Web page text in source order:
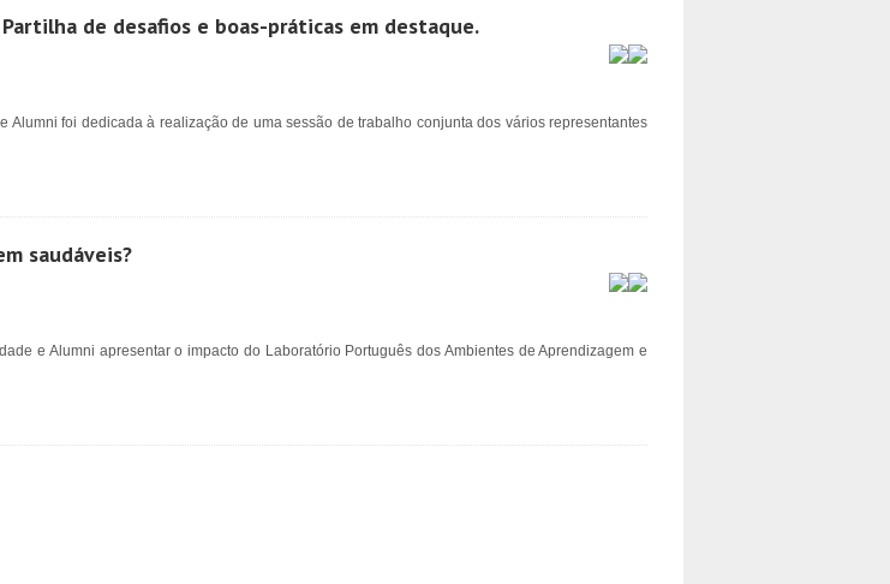
Partilha de desafios e boas-práticas em destaque.
foi dedicada à realização de uma sessão de trabalho conjunta dos vários representantes
saudáveis?
e Alumni apresentar o impacto do Laboratório Português dos Ambientes de Aprendizagem e